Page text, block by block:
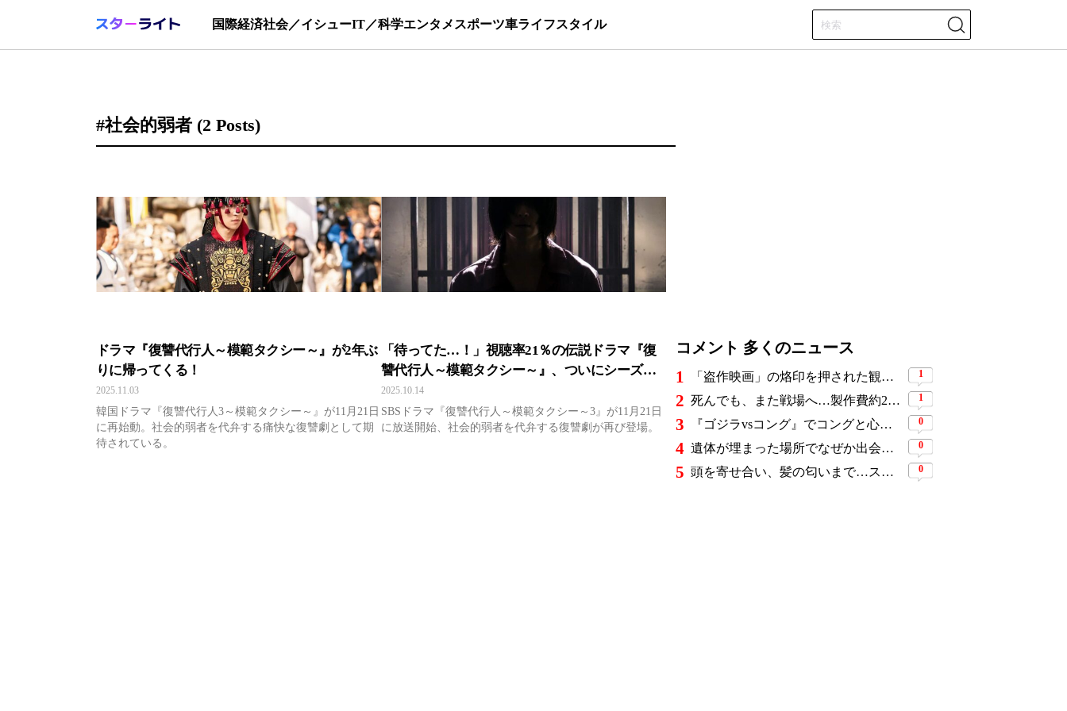
国際経済社会／イシューIT／科学エンタメ スポーツ車ライフスタイル
#社会的弱者 (2 Posts)
ドラマ『復讐代行人～模範タクシー～』が2年ぶ
りに帰ってくる！
2025.11.03
韓国ドラマ『復讐代行人3～模範タクシー～』が11月21日
に再始動。社会的弱者を代弁する痛快な復讐劇として期
待されている。
「待ってた…！」視聴率21％の伝説ドラマ『復
讐代行人～模範タクシー～』、ついにシーズン3
始動へ
2025.10.14
SBSドラマ『復讐代行人～模範タクシー～3』が11月21日
に放送開始、社会的弱者を代弁する復讐劇が再び登場。
コメント 多くのニュース
1 「盗作映画」の烙印を押された観客動員1,691万人の大ヒット作、裁判所の判断ですべてが覆った 1
2 死んでも、また戦場へ…製作費約276億円、世界興収584億円のSF大作『オール・ユー・ニード・イズ・キル』がついに配信 1
3 『ゴジラvsコング』でコングと心を通わせた少女役、わずか18歳で突然の死…父が事故を起こした19歳少年に伝えた言葉 0
4 遺体が埋まった場所でなぜか出会う男女…“幽霊の証言”で事件を解く『恋は命がけ』がNetflix世界2位 0
5 頭を寄せ合い、髪の匂いまで…スキャンダルで揺れた人気俳優、ベトナム女性歌手との親密動画が公開 0